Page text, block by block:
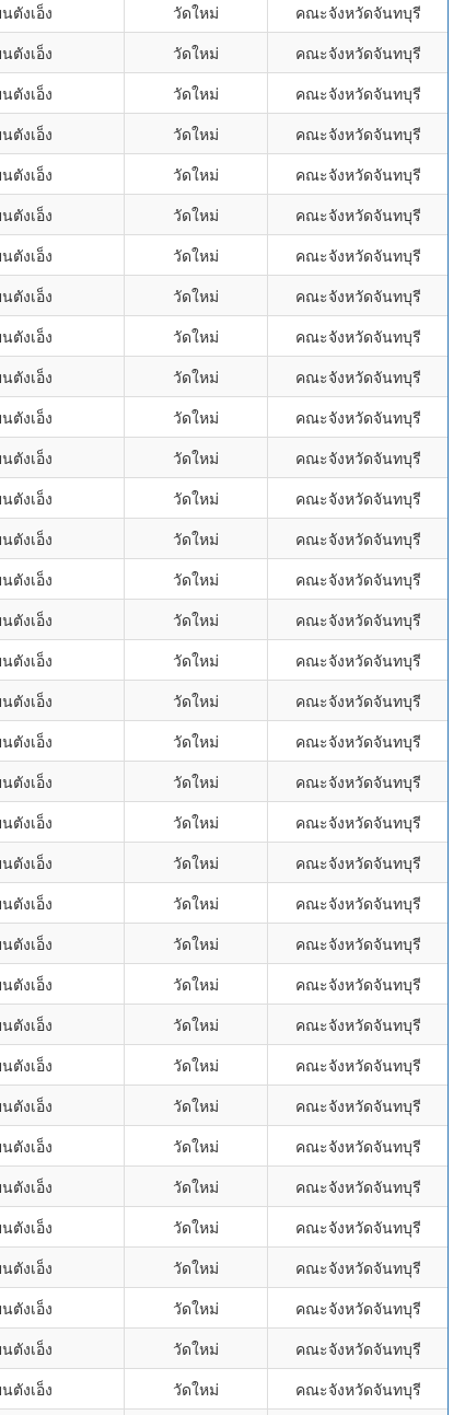
ตังเอ็ง วัดใหม่
คณะจังหวัดจันทบุรี
ตังเอ็ง วัดใหม่
คณะจังหวัดจันทบุรี
ตังเอ็ง วัดใหม่
คณะจังหวัดจันทบุรี
ตังเอ็ง วัดใหม่
คณะจังหวัดจันทบุรี
ตังเอ็ง วัดใหม่
คณะจังหวัดจันทบุรี
ตังเอ็ง วัดใหม่
คณะจังหวัดจันทบุรี
ตังเอ็ง วัดใหม่
คณะจังหวัดจันทบุรี
ตังเอ็ง วัดใหม่
คณะจังหวัดจันทบุรี
ตังเอ็ง วัดใหม่
คณะจังหวัดจันทบุรี
ตังเอ็ง วัดใหม่
คณะจังหวัดจันทบุรี
ตังเอ็ง วัดใหม่
คณะจังหวัดจันทบุรี
ตังเอ็ง วัดใหม่
คณะจังหวัดจันทบุรี
ตังเอ็ง วัดใหม่
คณะจังหวัดจันทบุรี
ตังเอ็ง วัดใหม่
คณะจังหวัดจันทบุรี
ตังเอ็ง วัดใหม่
คณะจังหวัดจันทบุรี
ตังเอ็ง วัดใหม่
คณะจังหวัดจันทบุรี
ตังเอ็ง วัดใหม่
คณะจังหวัดจันทบุรี
ตังเอ็ง วัดใหม่
คณะจังหวัดจันทบุรี
ตังเอ็ง วัดใหม่
คณะจังหวัดจันทบุรี
ตังเอ็ง วัดใหม่
คณะจังหวัดจันทบุรี
ตังเอ็ง วัดใหม่
คณะจังหวัดจันทบุรี
ตังเอ็ง วัดใหม่
คณะจังหวัดจันทบุรี
ตังเอ็ง วัดใหม่
คณะจังหวัดจันทบุรี
ตังเอ็ง วัดใหม่
คณะจังหวัดจันทบุรี
ตังเอ็ง วัดใหม่
คณะจังหวัดจันทบุรี
ตังเอ็ง วัดใหม่
คณะจังหวัดจันทบุรี
ตังเอ็ง วัดใหม่
คณะจังหวัดจันทบุรี
ตังเอ็ง วัดใหม่
คณะจังหวัดจันทบุรี
ตังเอ็ง วัดใหม่
คณะจังหวัดจันทบุรี
ตังเอ็ง วัดใหม่
คณะจังหวัดจันทบุรี
ตังเอ็ง วัดใหม่
คณะจังหวัดจันทบุรี
ตังเอ็ง วัดใหม่
คณะจังหวัดจันทบุรี
ตังเอ็ง วัดใหม่
คณะจังหวัดจันทบุรี
ตังเอ็ง วัดใหม่
คณะจังหวัดจันทบุรี
ตังเอ็ง วัดใหม่ คณะจังหวัดจันทบุรี